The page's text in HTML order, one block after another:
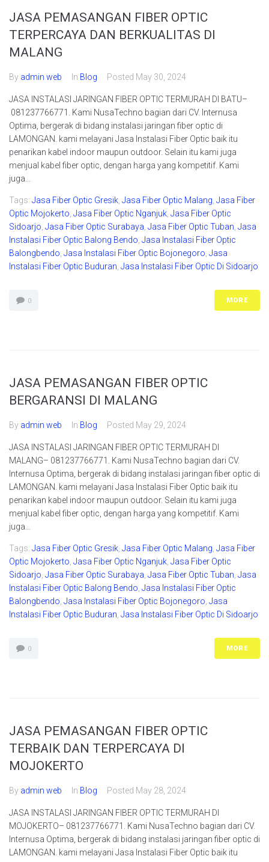
JASA PEMASANGAN FIBER OPTIC
TERPERCAYA DAN BERKUALITAS DI
MALANG
By admin web In Blog Posted May 30, 2024
JASA INSTALASI JARINGAN FIBER OPTIC TERMURAH DI BATU–
081237766771. Kami NusaTechno bagian dari CV. Internusa
Optima, bergerak di bidang instalasi jaringan fiber optic di
LAMONGAN. kami melayani Jasa Instalasi Fiber Optic baik itu
penarikan kabel indoor maupun outdoor. Selain itu kami juga
menjual kabel fiber optic, dengan harga yang kompetitif. Kami
juga...
Tags: Jasa Fiber Optic Gresik Jasa Fiber Optic Malang Jasa Fiber
Optic Mojokerto Jasa Fiber Optic Nganjuk Jasa Fiber Optic
Sidoarjo Jasa Fiber Optic Surabaya Jasa Fiber Optic Tuban Jasa
Instalasi Fiber Optic Balong Bendo Jasa Instalasi Fiber Optic
Balongbendo Jasa Instalasi Fiber Optic Bojonegoro Jasa
Instalasi Fiber Optic Buduran Jasa Instalasi Fiber Optic Di Sidoarjo
0 MORE
JASA PEMASANGAN FIBER OPTIC
BERGARANSI DI MALANG
By admin web In Blog Posted May 29, 2024
JASA INSTALASI JARINGAN FIBER OPTIC TERMURAH DI
MALANG– 081237766771. Kami NusaTechno bagian dari CV.
Internusa Optima, bergerak di bidang instalasi jaringan fiber optic di
LAMONGAN. kami melayani Jasa Instalasi Fiber Optic baik itu
penarikan kabel indoor maupun outdoor. Selain itu kami juga
menjual kabel fiber optic, dengan harga yang kompetitif. Kami
juga...
Tags: Jasa Fiber Optic Gresik Jasa Fiber Optic Malang Jasa Fiber
Optic Mojokerto Jasa Fiber Optic Nganjuk Jasa Fiber Optic
Sidoarjo Jasa Fiber Optic Surabaya Jasa Fiber Optic Tuban Jasa
Instalasi Fiber Optic Balong Bendo Jasa Instalasi Fiber Optic
Balongbendo Jasa Instalasi Fiber Optic Bojonegoro Jasa
Instalasi Fiber Optic Buduran Jasa Instalasi Fiber Optic Di Sidoarjo
0 MORE
JASA PEMASANGAN FIBER OPTIC
TERBAIK DAN TERPERCAYA DI
MOJOKERTO
By admin web In Blog Posted May 28, 2024
JASA INSTALASI JARINGAN FIBER OPTIC TERMURAH DI
MOJOKERTO– 081237766771. Kami NusaTechno bagian dari CV.
Internusa Optima, bergerak di bidang instalasi jaringan fiber optic di
LAMONGAN. kami melayani Jasa Instalasi Fiber Optic baik itu